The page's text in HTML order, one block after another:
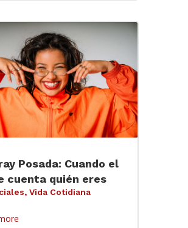
Posada: Cuando el
cuenta quién eres
, Vida Cotidiana